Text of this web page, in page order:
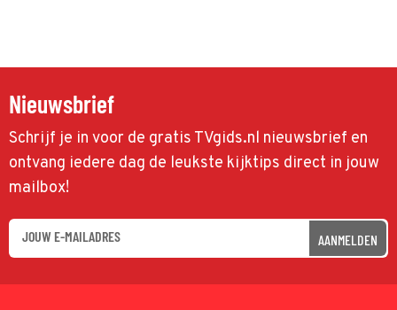
Nieuwsbrief
Schrijf je in voor de gratis TVgids.nl nieuwsbrief en
ontvang iedere dag de leukste kijktips direct in jouw
mailbox!
AANMELDEN